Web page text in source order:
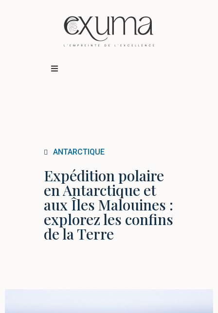
BUSINESS TRAVEL
ANTARCTIQUE
Expédition polaire
en Antarctique et
aux Îles Malouines :
explorez les confins
de la Terre